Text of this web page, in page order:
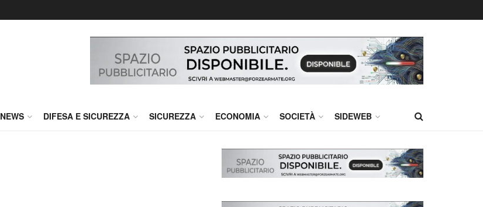
NEWS DIFESA E SICUREZZA SICUREZZA ECONOMIA SOCIETÀ SIDEWEB